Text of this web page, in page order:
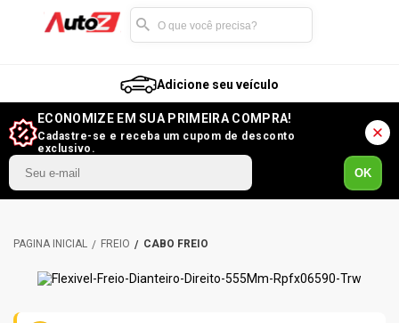
Adicione seu veículo
ECONOMIZE EM SUA PRIMEIRA COMPRA!
Cadastre-se e receba um cupom de desconto
exclusivo.
OK
FREIO CABO FREIO